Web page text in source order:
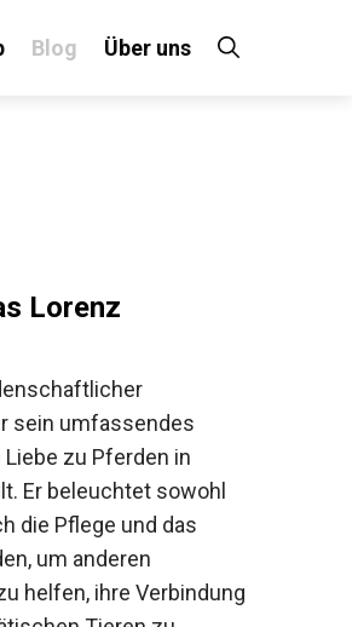
Blog Über uns
Lorenz
sein umfassendes
zu Pferden in
Er beleuchtet sowohl
die Pflege und das
um anderen
helfen, ihre Verbindung